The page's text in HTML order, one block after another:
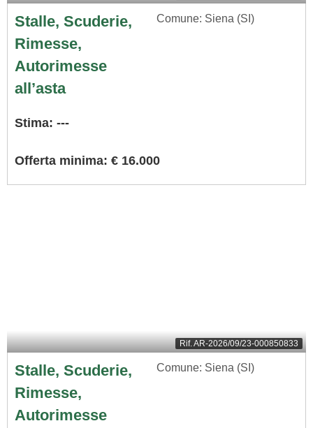
Stalle, Scuderie,
Rimesse,
Autorimesse
all’asta
Comune: Siena (SI)
Stima: ---
Offerta minima: € 16.000
Rif.AR-2026/09/23-000850833
Stalle, Scuderie,
Rimesse,
Autorimesse
Comune: Siena (SI)